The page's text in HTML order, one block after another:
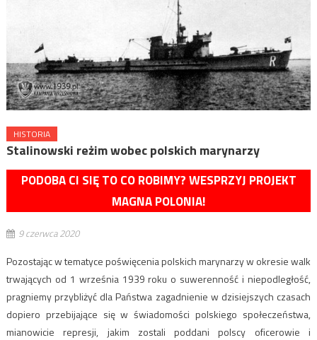
HISTORIA
Stalinowski reżim wobec polskich marynarzy
PODOBA CI SIĘ TO CO ROBIMY? WESPRZYJ PROJEKT
MAGNA POLONIA!
9 czerwca 2020
Pozostając w tematyce poświęcenia polskich marynarzy w okresie walk
trwających od 1 września 1939 roku o suwerenność i niepodległość,
pragniemy przybliżyć dla Państwa zagadnienie w dzisiejszych czasach
dopiero przebijające się w świadomości polskiego społeczeństwa,
mianowicie represji, jakim zostali poddani polscy oficerowie i